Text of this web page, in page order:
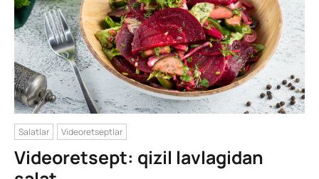
Salatlar Videoretseptlar
Videoretsept: qizil lavlagidan